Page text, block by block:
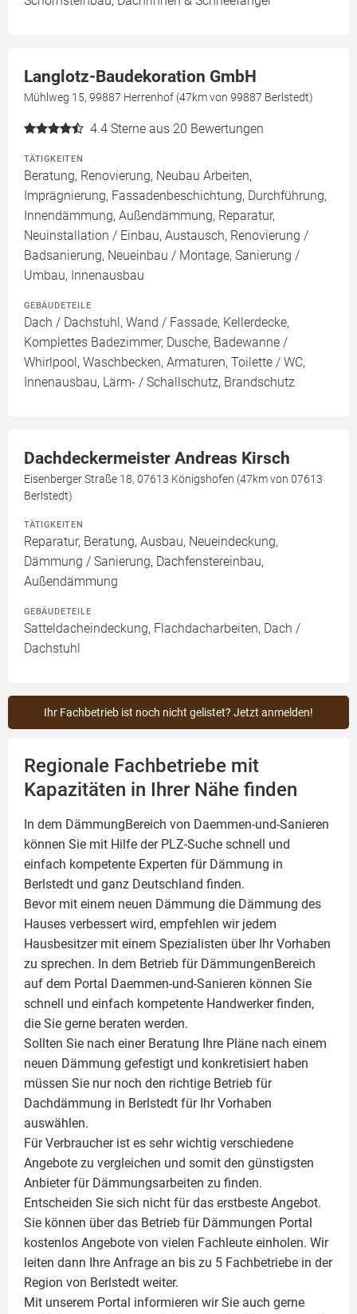
Langlotz-Baudekoration GmbH
Mühlweg 15, 99887 Herrenhof (47km von 99887 Berlstedt)
4.4 Sterne aus 20 Bewertungen
TÄTIGKEITEN
Beratung, Renovierung, Neubau Arbeiten,
Imprägnierung, Fassadenbeschichtung, Durchführung,
Innendämmung, Außendämmung, Reparatur,
Neuinstallation / Einbau, Austausch, Renovierung /
Badsanierung, Neueinbau / Montage, Sanierung /
Umbau, Innenausbau
GEBÄUDETEILE
Dach / Dachstuhl, Wand / Fassade, Kellerdecke,
Komplettes Badezimmer, Dusche, Badewanne /
Whirlpool, Waschbecken, Armaturen, Toilette / WC,
Innenausbau, Lärm- / Schallschutz, Brandschutz
Dachdeckermeister Andreas Kirsch
Eisenberger Straße 18, 07613 Königshofen (47km von 07613
Berlstedt)
TÄTIGKEITEN
Reparatur, Beratung, Ausbau, Neueindeckung,
Dämmung / Sanierung, Dachfenstereinbau,
Außendämmung
GEBÄUDETEILE
Satteldacheindeckung, Flachdacharbeiten, Dach /
Dachstuhl
Ihr Fachbetrieb ist noch nicht gelistet? Jetzt anmelden!
Regionale Fachbetriebe mit
Kapazitäten in Ihrer Nähe finden
In dem DämmungBereich von Daemmen-und-Sanieren
können Sie mit Hilfe der PLZ-Suche schnell und
einfach kompetente Experten für Dämmung in
Berlstedt und ganz Deutschland finden.
Bevor mit einem neuen Dämmung die Dämmung des
Hauses verbessert wird, empfehlen wir jedem
Hausbesitzer mit einem Spezialisten über Ihr Vorhaben
zu sprechen. In dem Betrieb für DämmungenBereich
auf dem Portal Daemmen-und-Sanieren können Sie
schnell und einfach kompetente Handwerker finden,
die Sie gerne beraten werden.
Sollten Sie nach einer Beratung Ihre Pläne nach einem
neuen Dämmung gefestigt und konkretisiert haben
müssen Sie nur noch den richtige Betrieb für
Dachdämmung in Berlstedt für Ihr Vorhaben
auswählen.
Für Verbraucher ist es sehr wichtig verschiedene
Angebote zu vergleichen und somit den günstigsten
Anbieter für Dämmungsarbeiten zu finden.
Entscheiden Sie sich nicht für das erstbeste Angebot.
Sie können über das Betrieb für Dämmungen Portal
kostenlos Angebote von vielen Fachleute einholen. Wir
leiten dann Ihre Anfrage an bis zu 5 Fachbetriebe in der
Region von Berlstedt weiter.
Mit unserem Portal informieren wir Sie auch gerne